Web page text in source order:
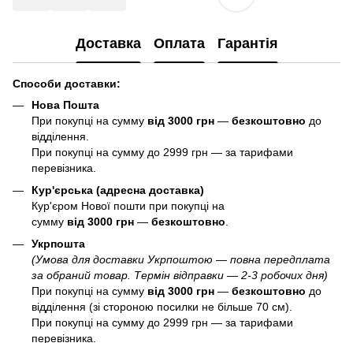
Доставка Оплата Гарантія
Способи доставки:
Нова Пошта
При покупці на сумму від 3000 грн — безкоштовно до
відділення.
При покупці на сумму до 2999 грн — за тарифами
перевізника.
Кур'єрська (адресна доставка)
Кур'єром Нової пошти при покупці на
сумму від 3000 грн — безкоштовно
Укрпошта
(Умова для доставки Укрпоштою — повна передплата
за обраний товар. Термін відправки — 2-3 робочих дня)
При покупці на сумму від 3000 грн — безкоштовно до
відділення (зі стороною посилки не більше 70 см).
При покупці на сумму до 2999 грн — за тарифами
перевізника.